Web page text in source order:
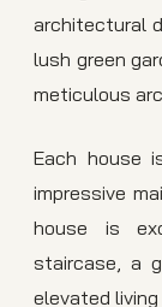
architectural
lush green
meticulous
Each house
impressive
house is
staircase, a
elevated